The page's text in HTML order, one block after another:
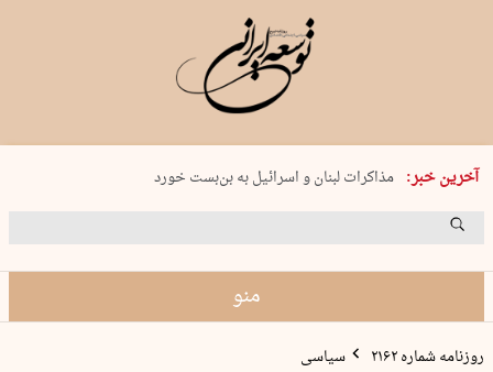
آخرین خبر:
طالبان: داعش را در افغانستان کاملاً…
مذاکرات لبنان و اسرائیل به بن‌بست خورد
پکن اعلام کرد؛ نوسازی ارتش و ارتقای…
منو
روزنامه شماره ۲۱۶۲ سیاسی